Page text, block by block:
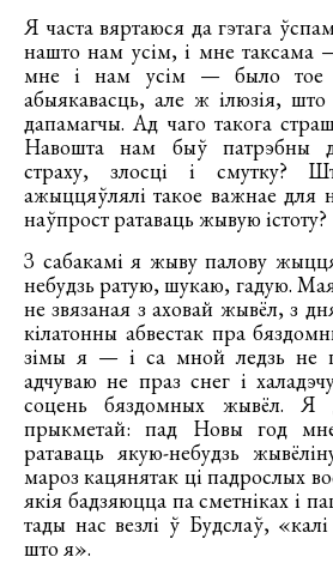
Я часта вяртаюся да гэтага
нашто нам усім, і мне таксама
мне і нам усім — было тое
абыякавасць, але ж ілюзія,
дапамагчы. Ад чаго такога
Навошта нам быў патрэбны
страху, злосці і смутку?
ажыццяўлялі такое важнае для
наўпрост ратаваць жывую істоту?
З сабакамі я жыву палову
небудзь ратую, шукаю, гадую.
не звязаная з аховай жывёл, з
кілатонны абвестак пра
зімы я — і са мной ледзь не
адчуваю не праз снег і
соцень бяздомных жывёл. Я
прыкметай: пад Новы год
ратаваць якую-небудзь
мароз кацянятак ці падрослых
якія бадзяюцца па сметніках і
тады нас везлі ў Будслаў,
што я».